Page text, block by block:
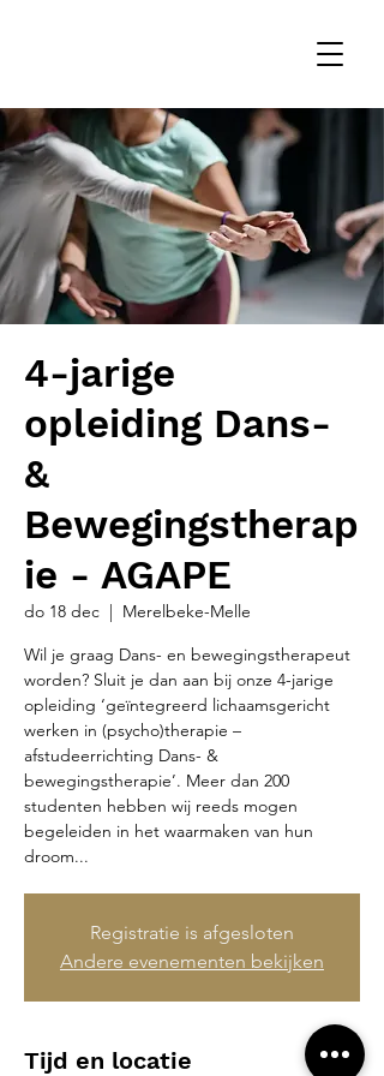
4-jarige
opleiding Dans-
&
Bewegingstherap
ie - AGAPE
do 18 dec
  |
Merelbeke-Melle
Wil je graag Dans- en bewegingstherapeut
worden? Sluit je dan aan bij onze 4-jarige
opleiding ‘geïntegreerd lichaamsgericht
werken in (psycho)therapie –
afstudeerrichting Dans- &
bewegingstherapie’. Meer dan 200
studenten hebben wij reeds mogen
begeleiden in het waarmaken van hun
droom...
Registratie is afgesloten
Andere evenementen bekijken
Tijd en locatie